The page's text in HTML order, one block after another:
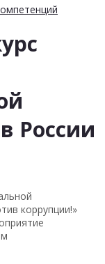
России
коррупции!»